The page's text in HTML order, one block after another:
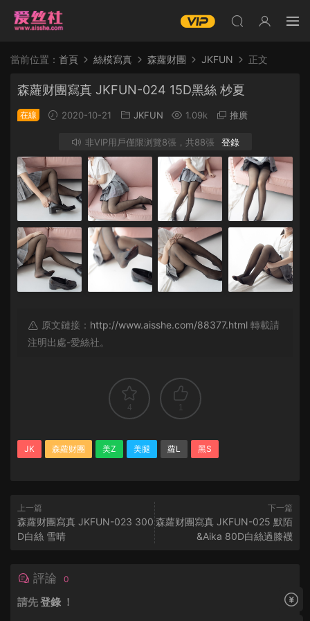
當前位置： 首頁 絲模寫真 森蘿财團 JKFUN 正文
森蘿财團寫真 JKFUN-024 15D黑絲 杪夏
在線 2020-10-21 JKFUN 1.09k 推廣
非VIP用戶僅限浏覽8張，共88張 登錄
原文鏈接： http://www.aisshe.com/88377.html 轉載請
注明出處-愛絲社。
4 1
JK 森蘿财團 美Z 美腿 蘿L 黑S
上一篇
森蘿财團寫真 JKFUN-023 300
D白絲 雪晴
下一篇
森蘿财團寫真 JKFUN-025 默陌
&Aika 80D白絲過膝襪
評論 0
請先登錄 ！